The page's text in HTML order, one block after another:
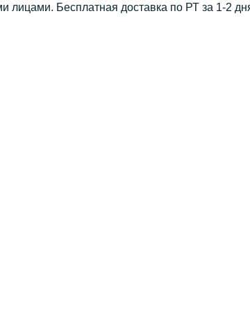
лицами. Бесплатная доставка по РТ за 1-2